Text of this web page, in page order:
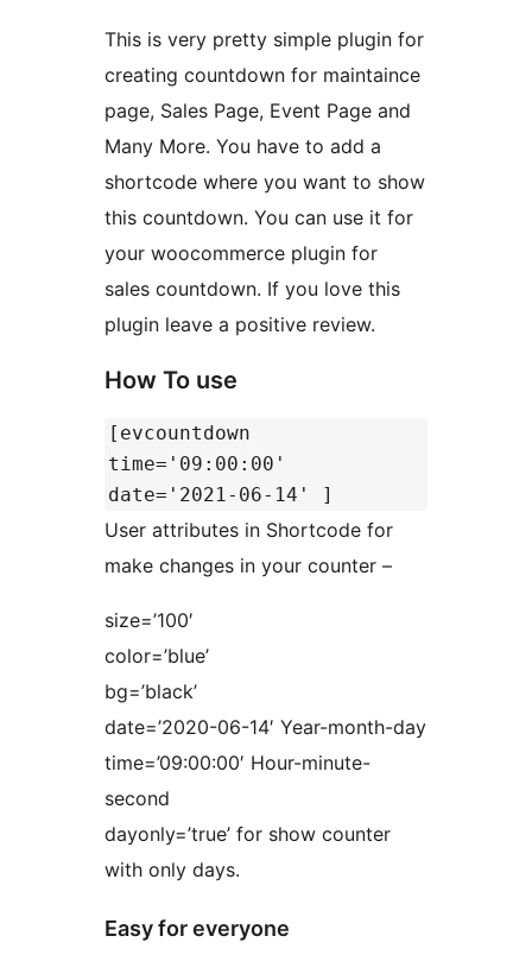
This is very pretty simple plugin for
creating countdown for maintaince
page, Sales Page, Event Page and
Many More. You have to add a
shortcode where you want to show
this countdown. You can use it for
your woocommerce plugin for
sales countdown. If you love this
plugin leave a positive review.
How To use
[evcountdown
time='09:00:00'
date='2021-06-14' ]
User attributes in Shortcode for
make changes in your counter –
size=’100′
color=’blue’
bg=’black’
date=’2020-06-14′ Year-month-day
time=’09:00:00′ Hour-minute-
second
dayonly=’true’ for show counter
with only days.
Easy for everyone